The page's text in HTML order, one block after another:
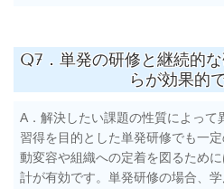
Q7．単発の研修と継続的
らが効果的
A．解決したい課題の性質によって
習得を目的とした単発研修でも一
動変容や組織への定着を図るため
計が有効です。単発研修の場合、